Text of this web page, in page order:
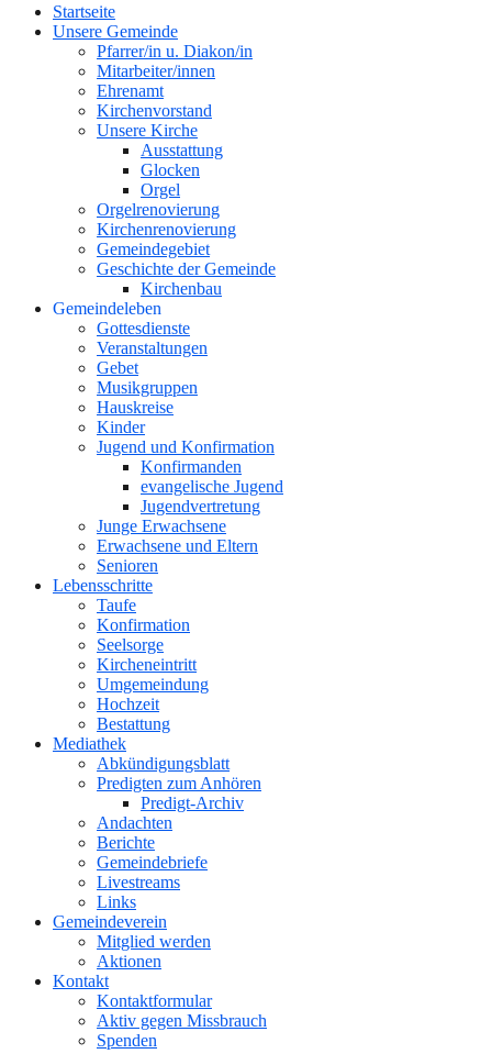
oben
Startseite
Unsere Gemeinde
Pfarrer/in u. Diakon/in
Mitarbeiter/innen
Ehrenamt
Kirchenvorstand
Unsere Kirche
Ausstattung
Glocken
Orgel
Orgelrenovierung
Kirchenrenovierung
Gemeindegebiet
Geschichte der Gemeinde
Kirchenbau
Gemeindeleben
Gottesdienste
Veranstaltungen
Gebet
Musikgruppen
Hauskreise
Kinder
Jugend und Konfirmation
Konfirmanden
evangelische Jugend
Jugendvertretung
Junge Erwachsene
Erwachsene und Eltern
Senioren
Lebensschritte
Taufe
Konfirmation
Seelsorge
Kircheneintritt
Umgemeindung
Hochzeit
Bestattung
Mediathek
Abkündigungsblatt
Predigten zum Anhören
Predigt-Archiv
Andachten
Berichte
Gemeindebriefe
Livestreams
Links
Gemeindeverein
Mitglied werden
Aktionen
Kontakt
Kontaktformular
Aktiv gegen Missbrauch
Spenden